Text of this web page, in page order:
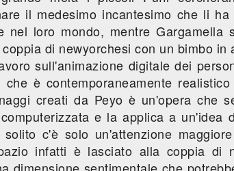
il medesimo incantesimo che li
nel loro mondo, mentre Gargamella
di newyorchesi con un bimbo in
sull'animazione digitale dei
è contemporaneamente
creati da Peyo è un'opera che
e la applica a un'idea
c'è solo un'attenzione
infatti è lasciato alla coppia di